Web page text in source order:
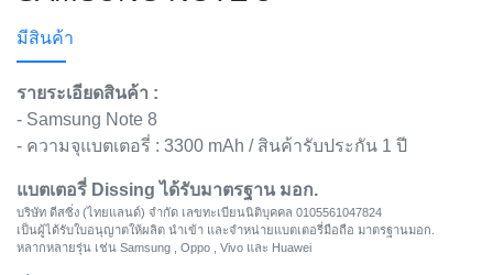
มีสินค้า
รายระเอียดสินค้า :
- Samsung Note 8
- ความจุแบตเตอรี่ : 3300 mAh / สินค้ารับประกัน 1 ปี
แบตเตอรี่ Dissing ได้รับมาตรฐาน มอก.
บริษัท ดีสซิ่ง (ไทยแลนด์) จำกัด เลขทะเบียนนิติบุคคล 0105561047824
เป็นผู้ได้รับใบอนุญาตให้ผลิต นำเข้า และจำหน่ายแบตเตอรี่มือถือ มาตรฐานมอก.
หลากหลายรุ่น เช่น Samsung , Oppo , Vivo และ Huawei